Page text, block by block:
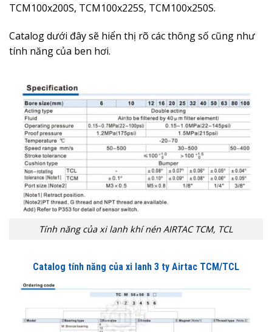
TCM100x200S, TCM100x225S, TCM100x250S.
Catalog dưới đây sẽ hiển thị rõ các thông số cũng như
tính năng của ben hơi.
Tính năng của xi lanh khí nén AIRTAC TCM, TCL
Catalog tính năng của xi lanh 3 ty Airtac TCM/TCL